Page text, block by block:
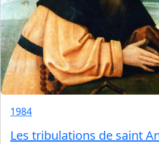
1984
Les tribulations de saint